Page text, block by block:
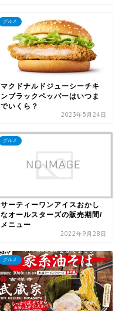
グルメ
マクドナルドジューシーチキ
ンブラックペッパーはいつま
でいくら？
2023年5月24日
グルメ
サーティーワンアイスおかし
なオールスターズの販売期間/
メニュー
2022年9月28日
グルメ